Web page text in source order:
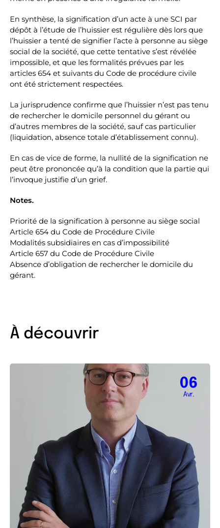
En synthèse, la signification d’un acte à une SCI par
dépôt à l’étude de l’huissier est régulière dès lors que
l’huissier a tenté de signifier l’acte à personne au siège
social de la société, que cette tentative s’est révélée
impossible, et que les formalités prévues par les
articles 654 et suivants du Code de procédure civile
ont été strictement respectées.
La jurisprudence confirme que l’huissier n’est pas tenu
de rechercher le domicile personnel du gérant ou
d’autres membres de la société, sauf cas particulier
(liquidation, absence totale d’établissement connu).
En cas de vice de forme, la nullité de la signification ne
peut être prononcée qu’à la condition que la partie qui
l’invoque justifie d’un grief.
Notes.
Priorité de la signification à personne au siège social
Article 654 du Code de Procédure Civile
Modalités subsidiaires en cas d’impossibilité
Article 657 du Code de Procédure Civile
Absence d’obligation de rechercher le domicile du
gérant.
À découvrir
06
Avr.